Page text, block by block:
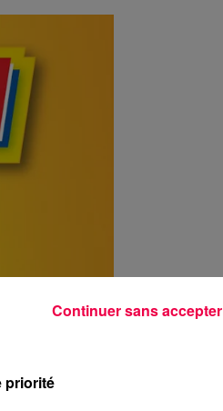
priorité
Continuer sans accepter